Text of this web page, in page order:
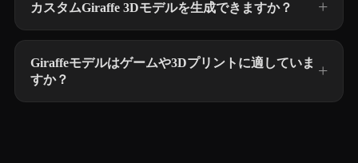
カスタムGiraffe 3Dモデルを生成できますか？
Giraffeモデルはゲームや3Dプリントに適していま
すか？